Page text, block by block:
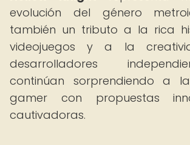
evolución del género
también un tributo a la rica
videojuegos y a la
desarrolladores
continúan sorprendiendo a
gamer con propuestas
cautivadoras.